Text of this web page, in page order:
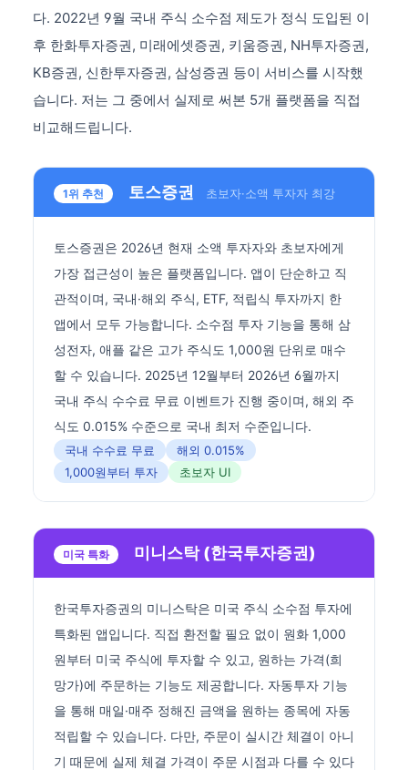
다. 2022년 9월 국내 주식 소수점 제도가 정식 도입된 이
후 한화투자증권, 미래에셋증권, 키움증권, NH투자증권,
KB증권, 신한투자증권, 삼성증권 등이 서비스를 시작했
습니다. 저는 그 중에서 실제로 써본 5개 플랫폼을 직접
비교해드립니다.
1위 추천 토스증권 초보자·소액 투자자 최강
토스증권은 2026년 현재 소액 투자자와 초보자에게
가장 접근성이 높은 플랫폼입니다. 앱이 단순하고 직
관적이며, 국내·해외 주식, ETF, 적립식 투자까지 한
앱에서 모두 가능합니다. 소수점 투자 기능을 통해 삼
성전자, 애플 같은 고가 주식도 1,000원 단위로 매수
할 수 있습니다. 2025년 12월부터 2026년 6월까지
국내 주식 수수료 무료 이벤트가 진행 중이며, 해외 주
식도 0.015% 수준으로 국내 최저 수준입니다.
국내 수수료 무료
해외 0.015%
1,000원부터 투자
초보자 UI
미국 특화 미니스탁 (한국투자증권)
한국투자증권의 미니스탁은 미국 주식 소수점 투자에
특화된 앱입니다. 직접 환전할 필요 없이 원화 1,000
원부터 미국 주식에 투자할 수 있고, 원하는 가격(희
망가)에 주문하는 기능도 제공합니다. 자동투자 기능
을 통해 매일·매주 정해진 금액을 원하는 종목에 자동
적립할 수 있습니다. 다만, 주문이 실시간 체결이 아니
기 때문에 실제 체결 가격이 주문 시점과 다를 수 있다